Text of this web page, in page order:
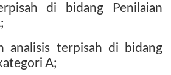
di bidang Penilaian
analisis terpisah di bidang
A;